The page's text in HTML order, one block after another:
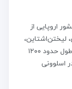
اروپایی از
لیختن‌اشتاین،
اسلوونی و موناکو قرار دارد. این کوهستان به طول حدود ۱۲۰۰
اسلوونی